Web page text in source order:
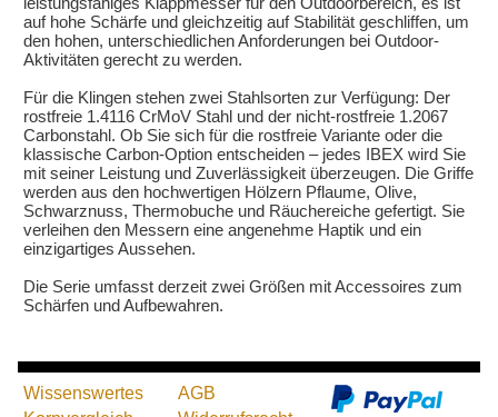
auf hohe Schärfe und gleichzeitig auf Stabilität geschliffen, um
den hohen, unterschiedlichen Anforderungen bei Outdoor-
Aktivitäten gerecht zu werden.
Für die Klingen stehen zwei Stahlsorten zur Verfügung: Der
rostfreie 1.4116 CrMoV Stahl und der nicht-rostfreie 1.2067
Carbonstahl. Ob Sie sich für die rostfreie Variante oder die
klassische Carbon-Option entscheiden – jedes IBEX wird Sie
mit seiner Leistung und Zuverlässigkeit überzeugen. Die Griffe
werden aus den hochwertigen Hölzern Pflaume, Olive,
Schwarznuss, Thermobuche und Räuchereiche gefertigt. Sie
verleihen den Messern eine angenehme Haptik und ein
einzigartiges Aussehen.
Die Serie umfasst derzeit zwei Größen mit Accessoires zum
Schärfen und Aufbewahren.
Wissenswertes
AGB